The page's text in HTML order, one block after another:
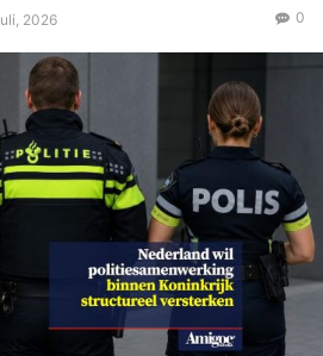
2026 0